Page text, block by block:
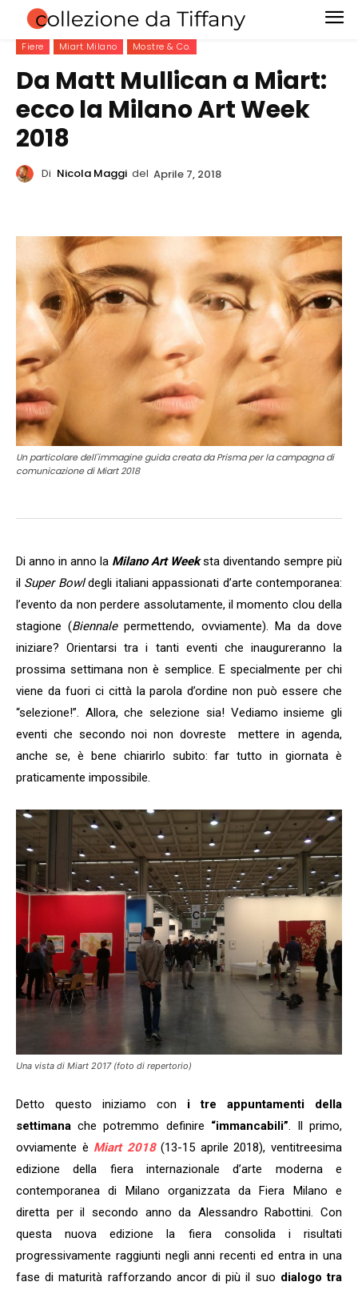
Fiere Miart Milano Mostre & Co.
Da Matt Mullican a Miart:
ecco la Milano Art Week
2018
Di Nicola Maggi del Aprile 7, 2018
Un particolare dell'immagine guida creata da Prisma per la campagna di
comunicazione di Miart 2018
Di anno in anno la Milano Art Weeksta diventando sempre più
il Super Bowldegli italiani appassionati d’arte contemporanea:
l’evento da non perdere assolutamente, il momento clou della
stagione (Biennalepermettendo, ovviamente). Ma da dove
iniziare? Orientarsi tra i tanti eventi che inaugureranno la
prossima settimana non è semplice. E specialmente per chi
viene da fuori ci città la parola d’ordine non può essere che
“selezione!”. Allora, che selezione sia! Vediamo insieme gli
eventi che secondo noi non dovreste mettere in agenda,
anche se, è bene chiarirlo subito: far tutto in giornata è
praticamente impossibile.
Una vista di Miart 2017 (foto di repertorio)
Detto questo iniziamo con i tre appuntamenti della
settimana che potremmo definire “immancabili”. Il primo,
ovviamente è Miart 2018(13-15 aprile 2018), ventitreesima
edizione della fiera internazionale d’arte moderna e
contemporanea di Milano organizzata da Fiera Milano e
diretta per il secondo anno da Alessandro Rabottini. Con
questa nuova edizione la fiera consolida i risultati
progressivamente raggiunti negli anni recenti ed entra in una
fase di maturità rafforzando ancor di più il suo dialogo tra